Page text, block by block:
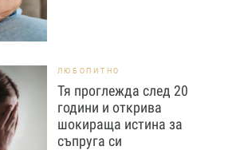
ЛЮБОПИТНО
Тя проглежда след 20
години и открива
шокираща истина за
съпруга си